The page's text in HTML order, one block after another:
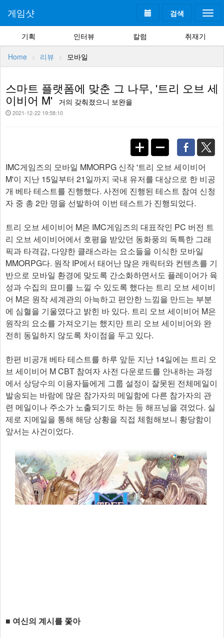
검색
게임샷
기획 인터뷰 칼럼 취재기
Home 리뷰 모바일
스마트 플랫폼에 맞춘 그 나무, '트리 오브 세
이비어 M' 거의 갖춰졌으니 보완을
2021-12-22 19:58:10
IMC게임즈의 모바일 MMORPG 신작 '트리 오브 세이비어
M'이 지난 15일부터 21일까지 국내 유저를 대상으로 한 비공
개 베타 테스트를 진행했다. 사전에 진행된 테스트 참여 신청
자 중 총 2만 명을 선발하여 이번 테스트가 진행되었다.
트리 오브 세이비어 M은 IMC게임즈의 대표작인 PC 버전 트
리 오브 세이비어에서 호평을 받았던 동화풍의 독특한 그래
픽과 타격감, 다양한 클래스라는 요소들을 이식한 모바일
MMORPG다. 원작 IP에서 태어난 많은 캐릭터와 컨텐츠를 기
반으로 모바일 환경에 맞도록 간소화하면서도 플레이어가 육
성과 수집의 묘미를 느낄 수 있도록 했다는 트리 오브 세이비
어 M은 원작 세계관의 아늑하고 편안한 느낌을 만드는 부분
에 심혈을 기울였다고 밝힌 바 있다. 트리 오브 세이비어 M은
원작의 요소를 가져오기는 했지만 트리 오브 세이비어와 완
전히 동일하지 않도록 차이점을 두고 있다.
한편 비공개 베타 테스트를 하루 앞둔 지난 14일에는 트리 오
브 세이비어 M CBT 참여자 사전 다운로드를 안내하는 과정
에서 상당수의 이용자들에게 그룹 설정이 잘못된 전체메일이
발송되는 바람에 많은 참가자의 메일함에 다른 참가자의 관
련 메일이나 주소가 노출되기도 하는 등 해프닝을 겪었다. 실
제로 지메일을 통해 해당 상황을 직접 체험해보니 황당함이
앞서는 사건이었다.
■ 여신의 계시를 쫓아